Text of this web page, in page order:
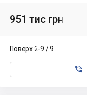
951 тис грн
Поверх 2-9 / 9
